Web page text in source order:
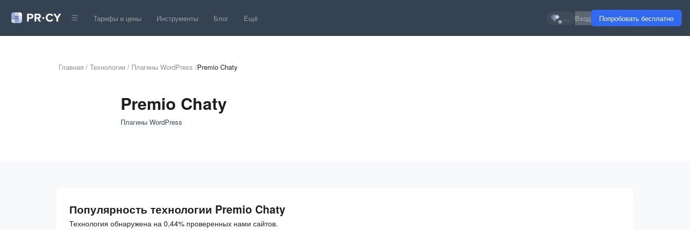
Тарифы и цены Инструменты Блог Ещё ... Вход Попробовать бесплатно
Главная / Технологии / Плагины WordPress /Premio Chaty
Premio Chaty
Плагины WordPress
Популярность технологии Premio Chaty
Технология обнаружена на 0,44% проверенных нами сайтов.